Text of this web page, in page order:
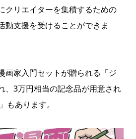
クリエイターを集積するための
動支援を受けることができま
画家入門セットが贈られる「ジ
、3万円相当の記念品が用意され
もあります。